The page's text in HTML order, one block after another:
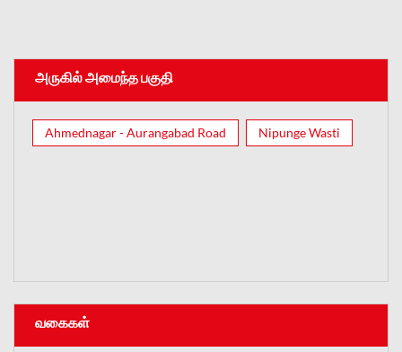
அருகில் அமைந்த பகுதி
Ahmednagar - Aurangabad Road Nipunge Wasti
வகைகள்